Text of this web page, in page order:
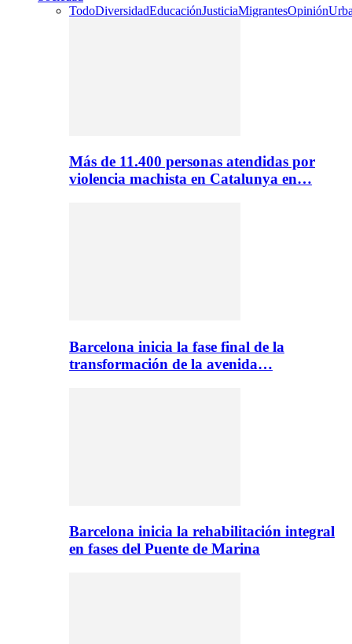
TodoDiversidadEducaciónJusticiaMigrantesOpinión
Más de 11.400 personas atendidas por
violencia machista en Catalunya en…
Barcelona inicia la fase final de la
transformación de la avenida…
Barcelona inicia la rehabilitación integral
en fases del Puente de Marina